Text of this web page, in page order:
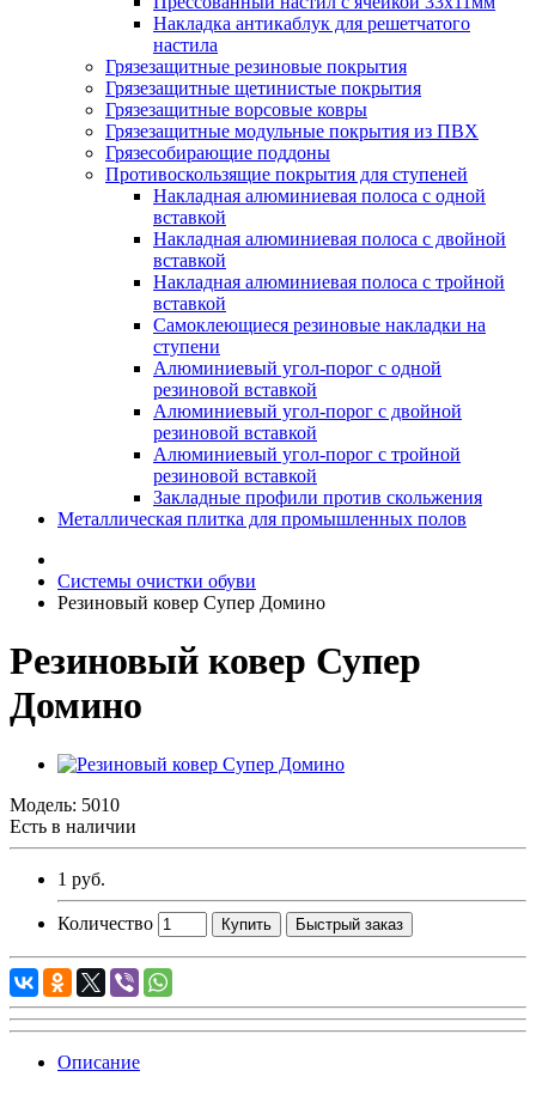
Накладка антикаблук для решетчатого
настила
Грязезащитные резиновые покрытия
Грязезащитные щетинистые покрытия
Грязезащитные ворсовые ковры
Грязезащитные модульные покрытия из ПВХ
Грязесобирающие поддоны
Противоскользящие покрытия для ступеней
Накладная алюминиевая полоса с одной
вставкой
Накладная алюминиевая полоса с двойной
вставкой
Накладная алюминиевая полоса с тройной
вставкой
Самоклеющиеся резиновые накладки на
ступени
Алюминиевый угол-порог с одной
резиновой вставкой
Алюминиевый угол-порог с двойной
резиновой вставкой
Алюминиевый угол-порог с тройной
резиновой вставкой
Закладные профили против скольжения
Металлическая плитка для промышленных полов
Системы очистки обуви
Резиновый ковер Супер Домино
Резиновый ковер Супер
Домино
Модель: 5010
Есть в наличии
1 руб.
Количество Купить Быстрый заказ
Описание